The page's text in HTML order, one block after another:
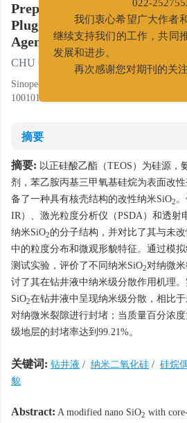
Preparation and Analyses of
Plugging Agent Modified
Agent
CHU Qi YANG Zhi, LI Tao, XUE
Sinopec Research Institute of Petroleum
100101
摘要
摘要: 以正硅酸乙酯（TEOS）为硅源，
剂，苯乙胺丙基三甲氧基硅烷为表面改
备了一种具有核壳结构的改性纳米SiO2
IR）、激光粒度分析仪（PSDA）和透射
纳米SiO2的分子结构，并对比了其与未
中的粒度分布和微观形貌特征。通过模
测试实验，评价了不同纳米SiO2对纳微
讨了其在钻井液中纳米级分散作用机理
SiO2在钻井液中呈现纳米级分散，相比
对纳微米裂隙进行封堵；当质量百分浓
级地层的封堵率达到99.21%。
关键词: 钻井液 / 纳米二氧化硅 / 硅烷
貌
Abstract: A modified nano SiO2 with
022-
我们衷心希望广大作者
继续支持我们的工作，共同
发展和进步。
再次感谢您对期刊的关